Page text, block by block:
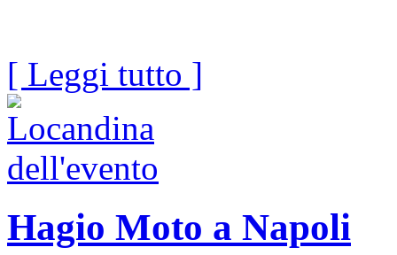
[ Leggi tutto ]
Hagio Moto a Napoli